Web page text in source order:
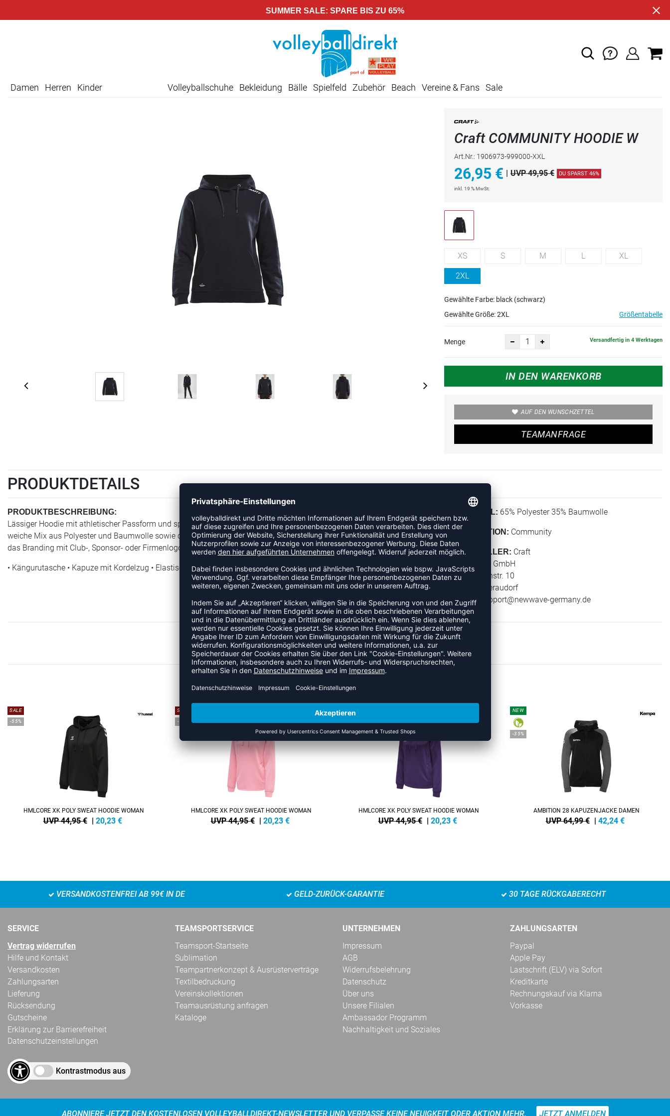
SUMMER SALE: SPARE BIS ZU 65%
Damen Herren Kinder Volleyballschuhe Bekleidung Bälle Spielfeld Zubehör Beach Vereine & Fans Sale
Craft COMMUNITY HOODIE W
Art.Nr.: 1906973-999000-XXL
26,95 € UVP 49,95 € DU SPARST 46%
inkl. 19 % MwSt.
XS S M L XL
2XL
Gewählte Farbe: black (schwarz)
Gewählte Größe:2XL Größentabelle
Menge Versandfertig in 4 Werktagen
IN DEN WARENKORB
AUF DEN WUNSCHZETTEL
TEAMANFRAGE
PRODUKTDETAILS
PRODUKTBESCHREIBUNG:
Lässiger Hoodie mit athletischer Passform und sportlichem Look für die Momente abseits des Platzes. Der angenehm
weiche Mix aus Polyester und Baumwolle sowie die Kapuze mit Mesh-Besatz bieten höchsten Tragekomfort. Perfekt für
das Branding mit Club-, Sponsor- oder Firmenlogos.
• Kängurutasche • Kapuze mit Kordelzug • Elastische Bündchen an Ärmelabschlüssen und Saum
MATERIAL: 65% Polyester 35% Baumwolle
KOLLEKTION: Community
HERSTELLER: Craft
New Wave GmbH
Geigelsteinstr. 10
83080 Oberaudorf
E-Mail:
support@newwave-germany.de
ZULETZT ANGESEHEN
MEHR AUS DER KATEGORIE HOODYS
SALE
-55%
HMLCORE XK POLY SWEAT HOODIE WOMAN
UVP 44,95 € | 20,23 €
SALE
-55%
HMLCORE XK POLY SWEAT HOODIE WOMAN
UVP 44,95 € | 20,23 €
SALE
HMLCORE XK POLY SWEAT HOODIE WOMAN
UVP 44,95 € | 20,23 €
NEW
-35%
AMBITION 28 KAPUZENJACKE DAMEN
UVP 64,99 € | 42,24 €
VERSANDKOSTENFREI AB 99€ IN DE GELD-ZURÜCK-GARANTIE 30 TAGE RÜCKGABERECHT
SERVICE
Vertrag widerrufen
Hilfe und Kontakt
Versandkosten
Zahlungsarten
Lieferung
Rücksendung
Gutscheine
Erklärung zur Barrierefreiheit
Datenschutzeinstellungen
Kontrastmodus aus
TEAMSPORTSERVICE
Teamsport-Startseite
Sublimation
Teampartnerkonzept & Ausrüsterverträge
Textilbedruckung
Vereinskollektionen
Teamausrüstung anfragen
Kataloge
UNTERNEHMEN
Impressum
AGB
Widerrufsbelehrung
Datenschutz
Über uns
Unsere Filialen
Ambassador Programm
Nachhaltigkeit und Soziales
ZAHLUNGSARTEN
Paypal
Apple Pay
Lastschrift (ELV) via Sofort
Kreditkarte
Rechnungskauf via Klarna
Vorkasse
ABONNIERE JETZT DEN KOSTENLOSEN VOLLEYBALLDIREKT-NEWSLETTER UND VERPASSE KEINE NEUIGKEIT ODER AKTION MEHR. JETZT ANMELDEN